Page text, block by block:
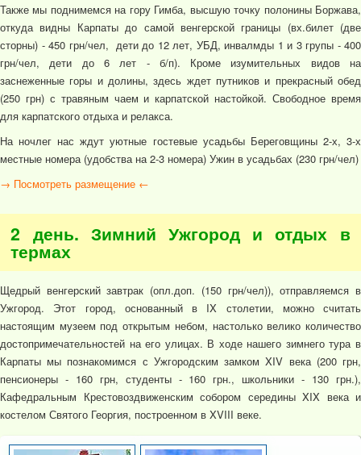
Также мы поднимемся на гору Гимба, высшую точку полонины Боржава,
откуда видны Карпаты до самой венгерской границы (вх.билет (две
сторны) - 450 грн/чел, дети до 12 лет, УБД, инвалмды 1 и 3 групы - 400
грн/чел, дети до 6 лет - б/п). Кроме изумительных видов на
заснеженные горы и долины, здесь ждет путников и прекрасный обед
(250 грн) с травяным чаем и карпатской настойкой. Свободное время
для карпатского отдыха и релакса.
На ночлег нас ждут уютные гостевые усадьбы Береговщины 2-х, 3-х
местные номера (удобства на 2-3 номера) Ужин в усадьбах (230 грн/чел)
→ Посмотреть размещение ←
2 день. Зимний Ужгород и отдых в
термах
Щедрый венгерский завтрак (опл.доп. (150 грн/чел)), отправляемся в
Ужгород. Этот город, основанный в IX столетии, можно считать
настоящим музеем под открытым небом, настолько велико количество
достопримечательностей на его улицах. В ходе нашего зимнего тура в
Карпаты мы познакомимся с Ужгородским замком XIV века (200 грн,
пенсионеры - 160 грн, студенты - 160 грн., школьники - 130 грн.),
Кафедральным Крестовоздвиженским собором середины XIX века и
костелом Святого Георгия, построенном в XVIII веке.